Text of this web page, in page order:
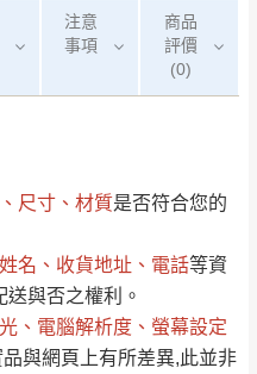
注意
事項
商品
評價
(0)
尺寸、材質是否符合您的
名、收貨地址、電話等資
與否之權利。
、電腦解析度、螢幕設定
與網頁上有所差異,此並非
明
用
偏遠地區
（請先線上詢問 LINE
→@dershin ）
法及時更新，如有需
前來電或到「官方
品是否有「現貨」與
，商家有權取消訂
示附上圖片